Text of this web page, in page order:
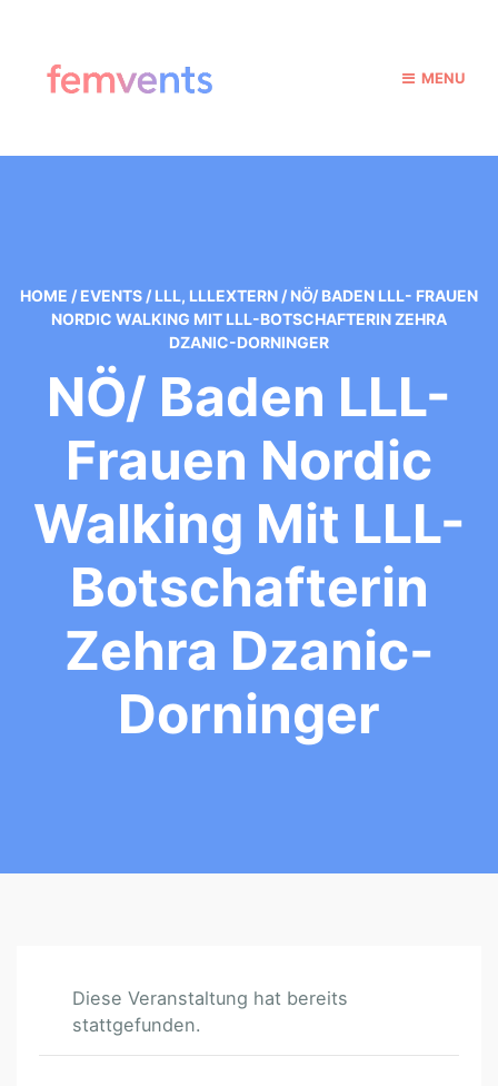
MENU
HOME / EVENTS / LLL, LLLEXTERN / NÖ/ BADEN LLL- FRAUEN
NORDIC WALKING MIT LLL-BOTSCHAFTERIN ZEHRA
DZANIC-DORNINGER
NÖ/ Baden LLL-
Frauen Nordic
Walking Mit LLL-
Botschafterin
Zehra Dzanic-
Dorninger
Diese Veranstaltung hat bereits
stattgefunden.